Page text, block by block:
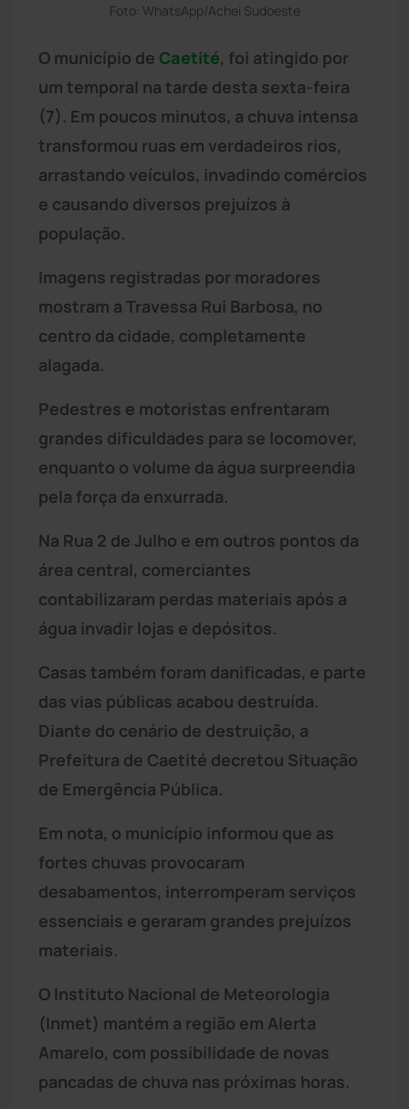
Foto: WhatsApp/Achei Sudoeste
O município de Caetité, foi atingido por
um temporal na tarde desta sexta-feira
(7). Em poucos minutos, a chuva intensa
transformou ruas em verdadeiros rios,
arrastando veículos, invadindo comércios
e causando diversos prejuízos à
população.
Imagens registradas por moradores
mostram a Travessa Rui Barbosa, no
centro da cidade, completamente
alagada.
Pedestres e motoristas enfrentaram
grandes dificuldades para se locomover,
enquanto o volume da água surpreendia
pela força da enxurrada.
Na Rua 2 de Julho e em outros pontos da
área central, comerciantes
contabilizaram perdas materiais após a
água invadir lojas e depósitos.
Casas também foram danificadas, e parte
das vias públicas acabou destruída.
Diante do cenário de destruição, a
Prefeitura de Caetité decretou Situação
de Emergência Pública.
Em nota, o município informou que as
fortes chuvas provocaram
desabamentos, interromperam serviços
essenciais e geraram grandes prejuízos
materiais.
O Instituto Nacional de Meteorologia
(Inmet) mantém a região em Alerta
Amarelo, com possibilidade de novas
pancadas de chuva nas próximas horas.